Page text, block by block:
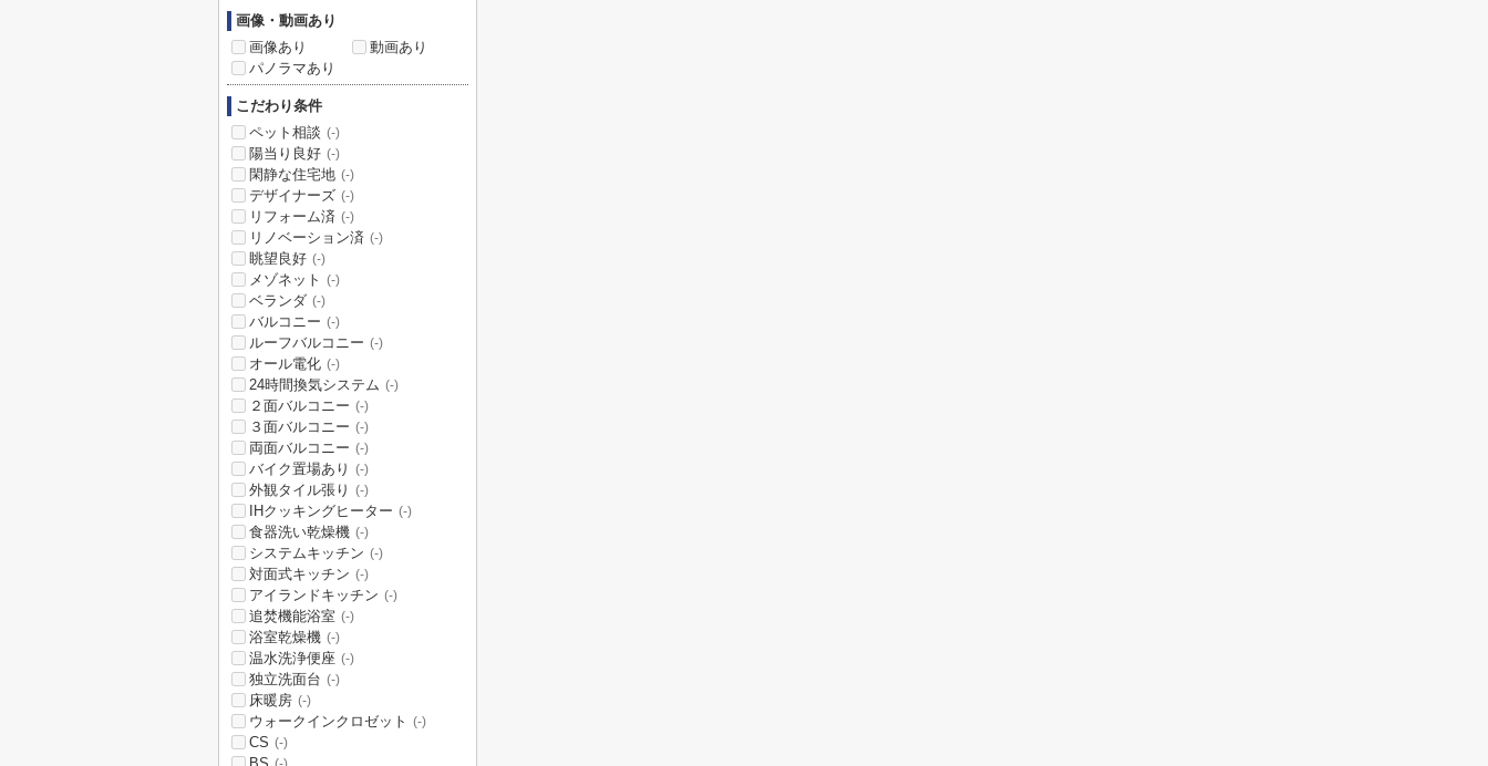
画像・動画あり
画像あり
動画あり
パノラマあり
こだわり条件
ペット相談 (-)
陽当り良好 (-)
閑静な住宅地 (-)
デザイナーズ (-)
リフォーム済 (-)
リノベーション済 (-)
眺望良好 (-)
メゾネット (-)
ベランダ (-)
バルコニー (-)
ルーフバルコニー (-)
オール電化 (-)
24時間換気システム (-)
２面バルコニー (-)
３面バルコニー (-)
両面バルコニー (-)
バイク置場あり (-)
外観タイル張り (-)
IHクッキングヒーター (-)
食器洗い乾燥機 (-)
システムキッチン (-)
対面式キッチン (-)
アイランドキッチン (-)
追焚機能浴室 (-)
浴室乾燥機 (-)
温水洗浄便座 (-)
独立洗面台 (-)
床暖房 (-)
ウォークインクロゼット (-)
CS (-)